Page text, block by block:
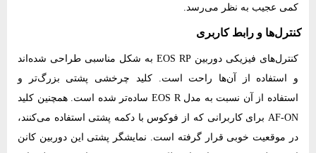
کمی عجیب به نظر می‌رسد.
کنترل‌ها و رابط کاربری
کنترل‌های فیزیکی دوربین EOS RP به شکل مناسبی طراحی شده‌اند
و استفاده از آن‌ها راحت است. کلید چرخشی پشتی بزرگ‌تر و
استفاده از آن نسبت به مدل EOS R ساده‌تر شده است. همچنین کلید
AF-ON برای کاربرانی که از فوکوس با دکمه پشتی استفاده می‌کنند،
در موقعیت خوبی قرار گرفته است. نمایشگر پشتی این دوربین کانن